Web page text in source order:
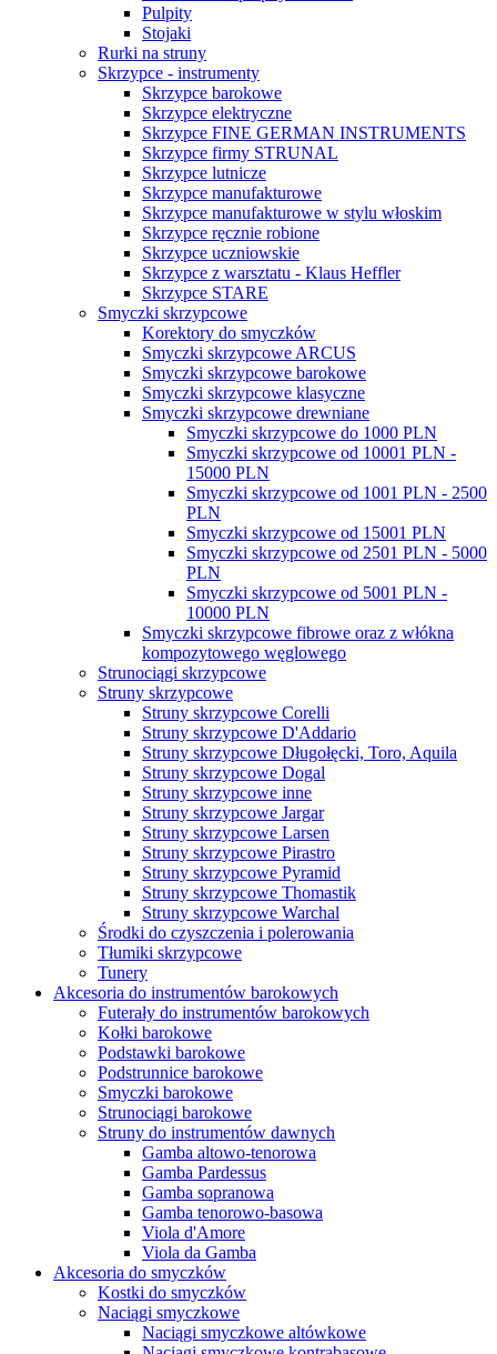
Pulpity
Stojaki
Rurki na struny
Skrzypce - instrumenty
Skrzypce barokowe
Skrzypce elektryczne
Skrzypce FINE GERMAN INSTRUMENTS
Skrzypce firmy STRUNAL
Skrzypce lutnicze
Skrzypce manufakturowe
Skrzypce manufakturowe w stylu włoskim
Skrzypce ręcznie robione
Skrzypce uczniowskie
Skrzypce z warsztatu - Klaus Heffler
Skrzypce STARE
Smyczki skrzypcowe
Korektory do smyczków
Smyczki skrzypcowe ARCUS
Smyczki skrzypcowe barokowe
Smyczki skrzypcowe klasyczne
Smyczki skrzypcowe drewniane
Smyczki skrzypcowe do 1000 PLN
Smyczki skrzypcowe od 10001 PLN -
15000 PLN
Smyczki skrzypcowe od 1001 PLN - 2500
PLN
Smyczki skrzypcowe od 15001 PLN
Smyczki skrzypcowe od 2501 PLN - 5000
PLN
Smyczki skrzypcowe od 5001 PLN -
10000 PLN
Smyczki skrzypcowe fibrowe oraz z włókna
kompozytowego węglowego
Strunociągi skrzypcowe
Struny skrzypcowe
Struny skrzypcowe Corelli
Struny skrzypcowe D'Addario
Struny skrzypcowe Długołęcki, Toro, Aquila
Struny skrzypcowe Dogal
Struny skrzypcowe inne
Struny skrzypcowe Jargar
Struny skrzypcowe Larsen
Struny skrzypcowe Pirastro
Struny skrzypcowe Pyramid
Struny skrzypcowe Thomastik
Struny skrzypcowe Warchal
Środki do czyszczenia i polerowania
Tłumiki skrzypcowe
Tunery
Akcesoria do instrumentów barokowych
Futerały do instrumentów barokowych
Kołki barokowe
Podstawki barokowe
Podstrunnice barokowe
Smyczki barokowe
Strunociągi barokowe
Struny do instrumentów dawnych
Gamba altowo-tenorowa
Gamba Pardessus
Gamba sopranowa
Gamba tenorowo-basowa
Viola d'Amore
Viola da Gamba
Akcesoria do smyczków
Kostki do smyczków
Naciągi smyczkowe
Naciągi smyczkowe altówkowe